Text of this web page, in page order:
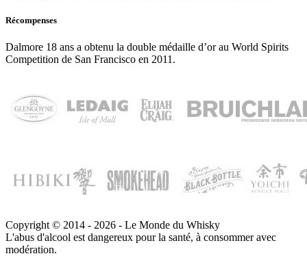
Récompenses
Dalmore 18 ans a obtenu la double médaille d’or au World Spirits
Competition de San Francisco en 2011.
Copyright © 2014 - 2026 - Le Monde du Whisky
L'abus d'alcool est dangereux pour la santé, à consommer avec
modération.